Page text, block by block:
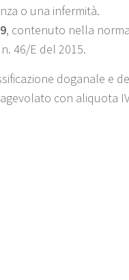
o una infermità.
, contenuto nella
46/E del 2015.
doganale e
con aliquota